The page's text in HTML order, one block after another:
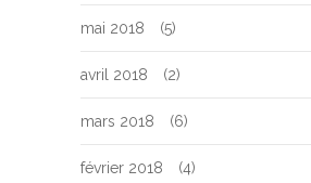
mai 2018 (5)
avril 2018 (2)
mars 2018 (6)
février 2018 (4)